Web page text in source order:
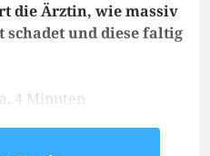
die Ärztin, wie massiv
schadet und diese faltig
4 Minuten